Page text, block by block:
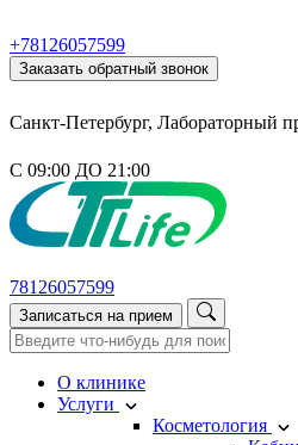
+78126057599
Заказать обратный звонок
Санкт-Петербург, Лабораторный
С 09:00 ДО 21:00
78126057599
Записаться на прием
О клинике
Услуги
Косметология